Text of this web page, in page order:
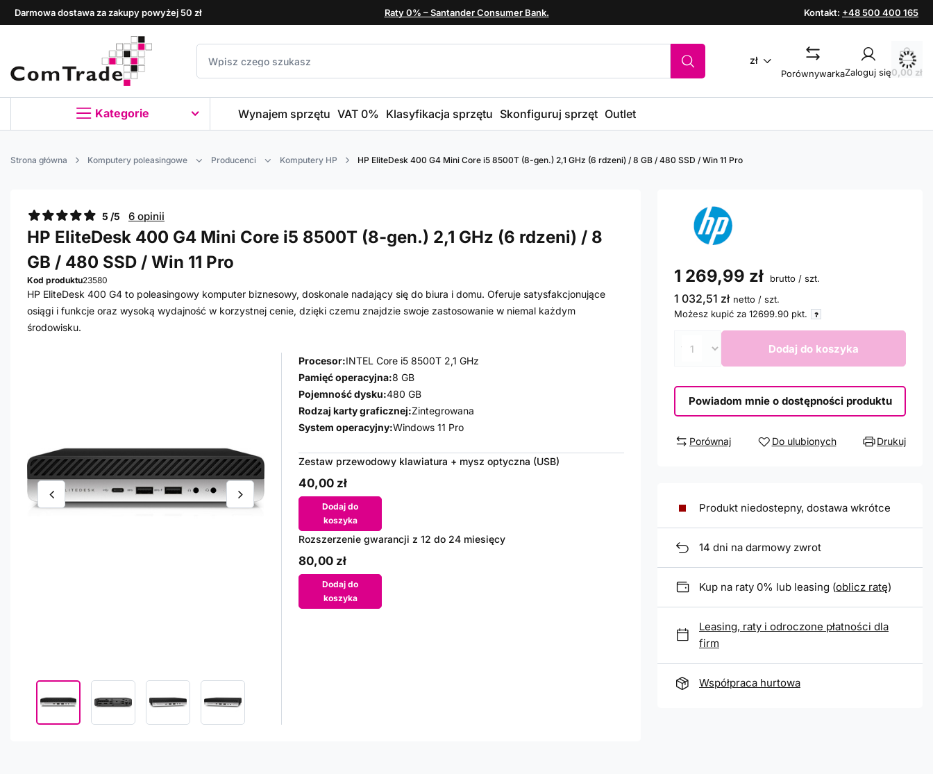
Darmowa dostawa za zakupy powyżej 50 zł Raty 0% – Santander Consumer Bank. Kontakt: +48 500 400 165
zł
PorównywarkaZaloguj się0,00 zł
Kategorie Wynajem sprzętu VAT 0% Klasyfikacja sprzętu Skonfiguruj sprzęt Outlet
Strona główna Komputery poleasingowe Producenci Komputery HP HP EliteDesk 400 G4 Mini Core i5 8500T (8-gen.) 2,1 GHz (6 rdzeni) / 8 GB / 480 SSD / Win 11 Pro
5 /5 6 opinii
HP EliteDesk 400 G4 Mini Core i5 8500T (8-gen.) 2,1 GHz (6 rdzeni) / 8
GB / 480 SSD / Win 11 Pro
Kod produktu23580
HP EliteDesk 400 G4 to poleasingowy komputer biznesowy, doskonale nadający się do biura i domu. Oferuje satysfakcjonujące
osiągi i funkcje oraz wysoką wydajność w korzystnej cenie, dzięki czemu znajdzie swoje zastosowanie w niemal każdym
środowisku.
Procesor:INTEL Core i5 8500T 2,1 GHz
Pamięć operacyjna:8 GB
Pojemność dysku:480 GB
Rodzaj karty graficznej:Zintegrowana
System operacyjny:Windows 11 Pro
Zestaw przewodowy klawiatura + mysz optyczna (USB)
40,00 zł
Dodaj do
koszyka
Rozszerzenie gwarancji z 12 do 24 miesięcy
80,00 zł
Dodaj do
koszyka
1 269,99 zł brutto / szt.
1 032,51 zł netto / szt.
Możesz kupić za 12699.90 pkt.
Dodaj do koszyka
Powiadom mnie o dostępności produktu
Porównaj Do ulubionych Drukuj
Produkt niedostepny, dostawa wkrótce
14 dni na darmowy zwrot
Kup na raty 0% lub leasing (oblicz ratę)
Leasing, raty i odroczone płatności dla
firm
Współpraca hurtowa